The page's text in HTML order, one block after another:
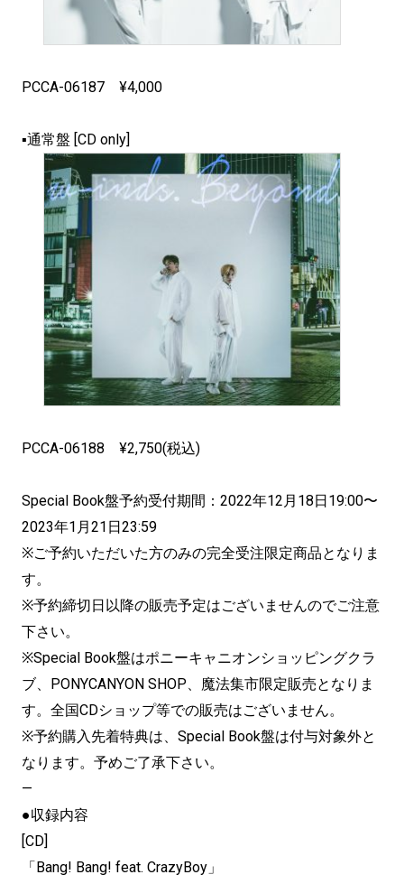
PCCA-06187 ¥4,000
▪通常盤 [CD only]
PCCA-06188 ¥2,750(税込)
Special Book盤予約受付期間：2022年12月18日19:00〜
2023年1月21日23:59
※ご予約いただいた方のみの完全受注限定商品となりま
す。
※予約締切日以降の販売予定はございませんのでご注意
下さい。
※Special Book盤はポニーキャニオンショッピングクラ
ブ、PONYCANYON SHOP、魔法集市限定販売となりま
す。全国CDショップ等での販売はございません。
※予約購入先着特典は、Special Book盤は付与対象外と
なります。予めご了承下さい。
—
●収録内容
[CD]
「Bang! Bang! feat. CrazyBoy」